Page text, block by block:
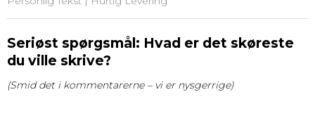
Seriøst spørgsmål: Hvad er det skøreste
du ville skrive?
(Smid det i kommentarerne – vi er nysgerrige)